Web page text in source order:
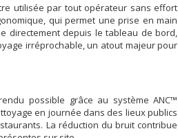
utilisée par tout opérateur sans effort
qui permet une prise en main
directement depuis le tableau de bord,
irréprochable, un atout majeur pour
possible grâce au système ANC™
en journée dans des lieux publics
La réduction du bruit contribue